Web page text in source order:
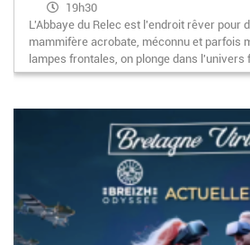
19h30
L'Abbaye du Relec est l'endroit rêver pour
mammifère acrobate, méconnu et parfois
lampes frontales, on plonge dans l'univers